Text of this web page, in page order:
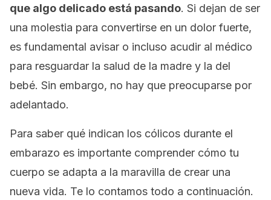
que algo delicado está pasando. Si dejan de ser
una molestia para convertirse en un dolor fuerte,
es fundamental avisar o incluso acudir al médico
para resguardar la salud de la madre y la del
bebé. Sin embargo, no hay que preocuparse por
adelantado.
Para saber qué indican los cólicos durante el
embarazo es importante comprender cómo tu
cuerpo se adapta a la maravilla de crear una
nueva vida. Te lo contamos todo a continuación.